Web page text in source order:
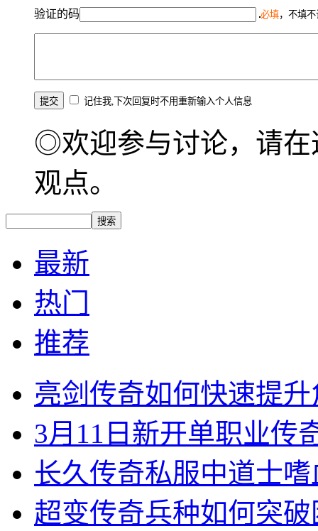
验证的码 必填，不填
记住我,下次回复时不用重新输入个人信息
◎欢迎参与讨论，请在
观点。
最新
热门
推荐
亮剑传奇如何快速提
3月11日新开单职业传
长久传奇私服中道士
超变传奇兵种如何突